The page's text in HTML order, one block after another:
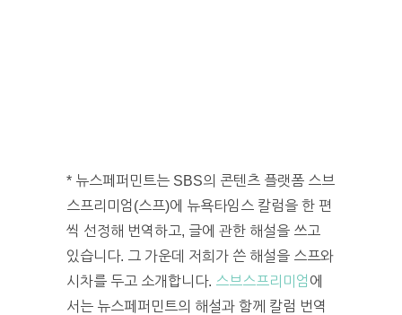
* 뉴스페퍼민트는 SBS의 콘텐츠 플랫폼 스브
스프리미엄(스프)에 뉴욕타임스 칼럼을 한 편
씩 선정해 번역하고, 글에 관한 해설을 쓰고
있습니다. 그 가운데 저희가 쓴 해설을 스프와
시차를 두고 소개합니다. 스브스프리미엄 에
서는 뉴스페퍼민트의 해설과 함께 칼럼 번역